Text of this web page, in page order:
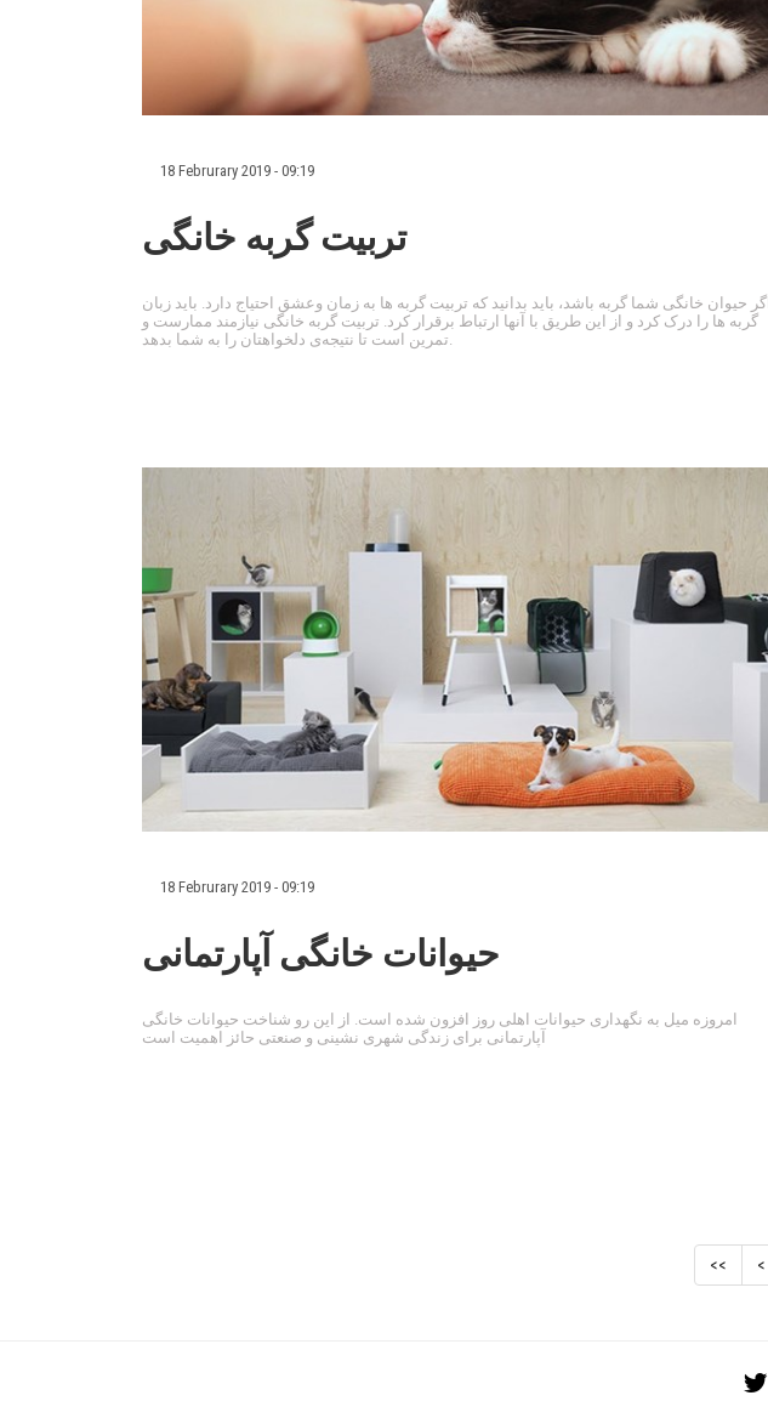
18 Februrary 2019 - 09:19
تربیت گربه خانگی
اگر حیوان خانگی شما گربه باشد، باید بدانید که تربیت گربه ها به زمان وعشق احتیاج دارد. باید زبان
گربه ها را درک کرد و از این طریق با آنها ارتباط برقرار کرد. تربیت گربه خانگی نیازمند ممارست و
تمرین است تا نتیجه‌ی دلخواهتان را به شما بدهد.
18 Februrary 2019 - 09:19
حیوانات خانگی آپارتمانی
امروزه میل به نگهداری حیوانات اهلی روز افزون شده است. از این رو شناخت حیوانات خانگی
آپارتمانی برای زندگی شهری نشینی و صنعتی حائز اهمیت است
<< <